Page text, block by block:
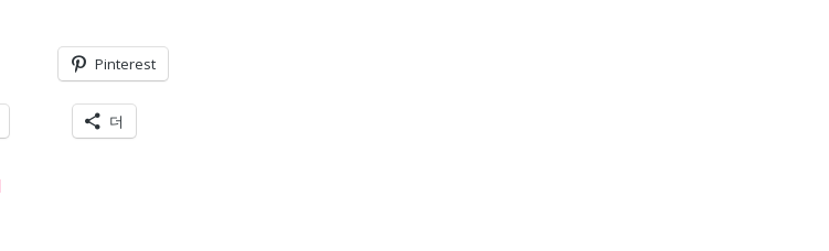
Pinterest
더